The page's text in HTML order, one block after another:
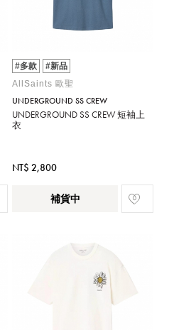
#多款
#新品
AllSaints 歐聖
UNDERGROUND SS CREW
UNDERGROUND SS CREW 短袖上
衣
NT$ 2,800
補貨中